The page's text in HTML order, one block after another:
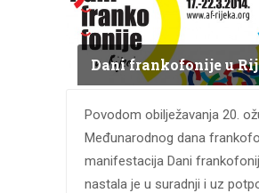
Dani frankofonije u
Povodom obilježavanja 20.
Međunarodnog dana
manifestacija Dani
nastala je u suradnji i uz